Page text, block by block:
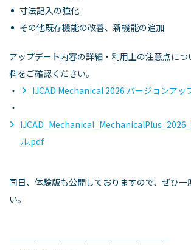
寸法記入の強化
その他既存機能の改善、新機能の追加
アップデート内容の詳細・利用上の注意点に
料をご確認ください。
・
IJCAD Mechanical 2026 バージョンアッ
・
ル.pdf
同日、体験版も公開しておりますので、ぜひ一
い。
———————————————————